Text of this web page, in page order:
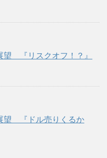
『リスクオフ！？』
望 『ドル売りくるか